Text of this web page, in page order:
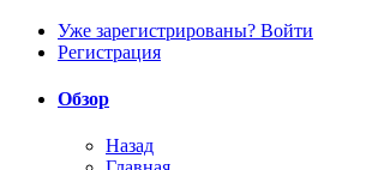
Уже зарегистрированы? Войти
Регистрация
Обзор
Назад